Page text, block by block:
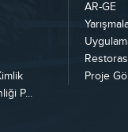
P...
AR-GE
Proje